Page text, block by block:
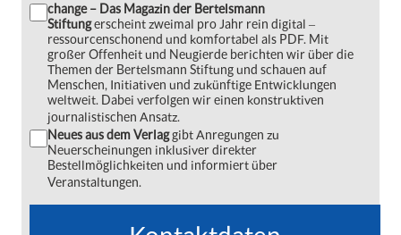
change – Das Magazin der Bertelsmann
Stiftungerscheint zweimal pro Jahr rein digital ‒
ressourcenschonend und komfortabel als PDF. Mit
großer Offenheit und Neugierde berichten wir über die
Themen der Bertelsmann Stiftung und schauen auf
Menschen, Initiativen und zukünftige Entwicklungen
weltweit. Dabei verfolgen wir einen konstruktiven
journalistischen Ansatz.
Neues aus dem Verlaggibt Anregungen zu
Neuerscheinungen inklusiver direkter
Bestellmöglichkeiten und informiert über
Veranstaltungen.